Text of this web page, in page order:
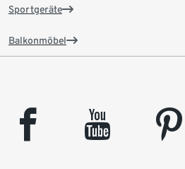
Sportgeräte
Balkonmöbel
facebook youtube pinterest